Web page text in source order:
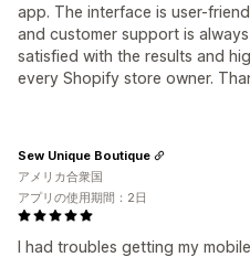
app. The interface is user-
and customer support is
satisfied with the results and
every Shopify store owner.
I had troubles getting my
Sew Unique Boutique
アメリカ合衆国
アプリの使用期間：2日